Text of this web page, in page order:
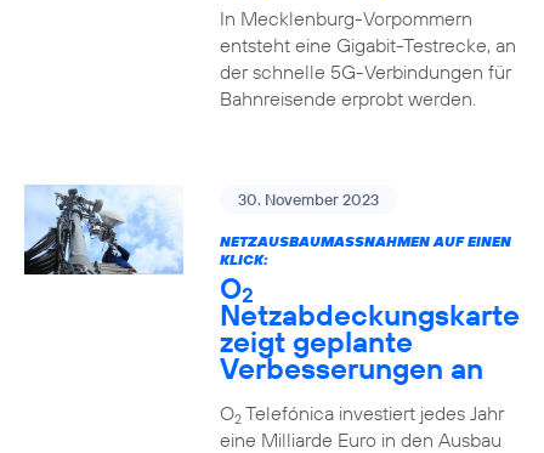
In Mecklenburg-Vorpommern
entsteht eine Gigabit-Testrecke, an
der schnelle 5G-Verbindungen für
Bahnreisende erprobt werden.
30. November 2023
NETZAUSBAUMASSNAHMEN AUF EINEN K
LICK:
O2
Netzabdeckungskarte
zeigt geplante
Verbesserungen an
O2Telefónica investiert jedes Jahr
eine Milliarde Euro in den Ausbau